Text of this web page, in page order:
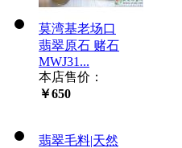
莫湾基老场口
翡翠原石 赌石
MWJ31...
本店售价：
￥650
翡翠毛料|天然